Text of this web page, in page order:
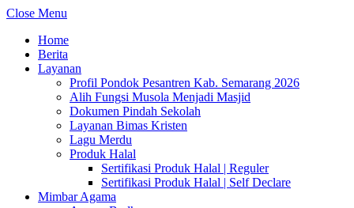
Close Menu
Home
Berita
Layanan
Profil Pondok Pesantren Kab. Semarang 2026
Alih Fungsi Musola Menjadi Masjid
Dokumen Pindah Sekolah
Layanan Bimas Kristen
Lagu Merdu
Produk Halal
Sertifikasi Produk Halal | Reguler
Sertifikasi Produk Halal | Self Declare
Mimbar Agama